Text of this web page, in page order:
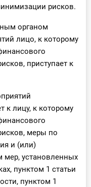
рисков.
органом
лицо, к которому
приступает к
к лицу, к которому
меры по
и (или)
мер, установленных
пунктом 1 статьи
пунктом 1